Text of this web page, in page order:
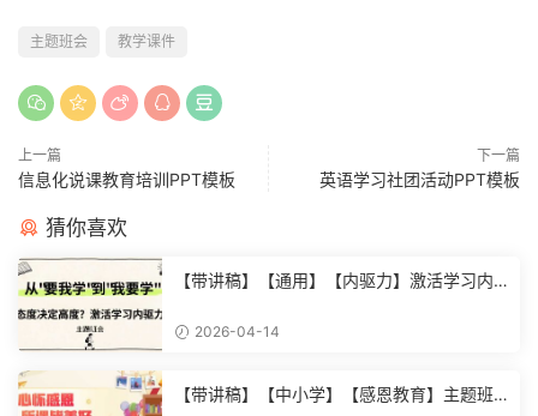
主题班会 教学课件
上一篇
信息化说课教育培训PPT模板
下一篇
英语学习社团活动PPT模板
猜你喜欢
【带讲稿】【通用】【内驱力】激活学习内
2026-04-14
【带讲稿】【中小学】【感恩教育】主题班